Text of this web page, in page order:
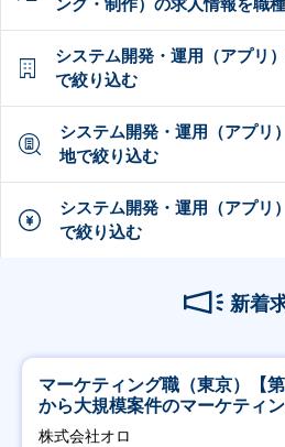
ング・制作）の求人情報を職
システム開発・運用（アプリ
で絞り込む
システム開発・運用（アプリ
地で絞り込む
システム開発・運用（アプリ
で絞り込む
新着
マーケティング職（東京）【
から大規模案件のマーケティ
修充実】
株式会社オロ